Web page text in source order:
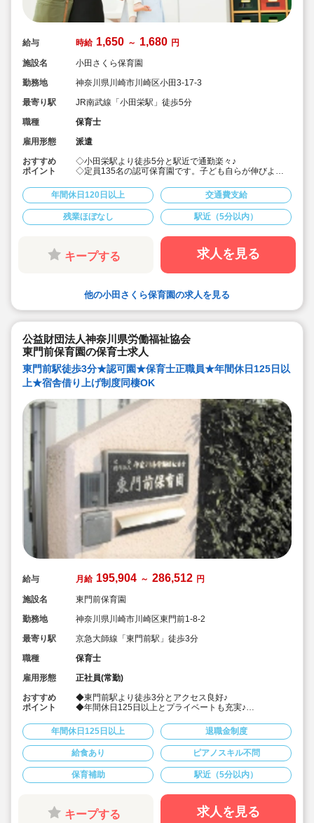
給与 時給 1,650 ～ 1,680 円
施設名
小田さくら保育園
勤務地
神奈川県川崎市川崎区小田3-17-3
最寄り駅
JR南武線「小田栄駅」徒歩5分
職種
保育士
雇用形態
派遣
おすすめ
ポイント
◇小田栄駅より徒歩5分と駅近で通勤楽々♪
◇定員135名の認可保育園です。子ども自らが伸びよう
す！
◇土日祝休み・時間固定勤務です。勤務日数や勤務時間
ご相談ください♪
◇広い園庭があります◎
年間休日120日以上 交通費支給
残業ほぼなし 駅近（5分以内）
キープする 求人を見る
他の小田さくら保育園の求人を見る
公益財団法人神奈川県労働福祉協会
東門前保育園の保育士求人
東門前駅徒歩3分★認可園★保育士正職員★年間休日125日以
上★宿舎借り上げ制度同棲OK
給与 月給 195,904 ～ 286,512 円
施設名
東門前保育園
勤務地
神奈川県川崎市川崎区東門前1-8-2
最寄り駅
京急大師線「東門前駅」徒歩3分
職種
保育士
雇用形態
正社員(常勤)
おすすめ
ポイント
◆東門前駅より徒歩3分とアクセス良好♪
◆年間休日125日以上とプライベートも充実♪
◆宿舎借り上げ制度もあり、初期費用（敷金、礼金、仲
介手数料）、更新料等も全額法人負担となっております♪
◆宿舎借り上げ制度では、現在の家の名義を変更する事
も可能です。園までの交通費も全額でます♪
◆昇給も年間5,900円～7,800円アップするので、将来的
に高額給与になる事間違いありません！
◆有給休暇は、なんと1年に20日間付与されます！(1年目
◆0歳児から童歌に親しむ等、日本の伝承文化を大切にし
た保育を行っております。
年間休日125日以上 退職金制度
給食あり ピアノスキル不問
保育補助 駅近（5分以内）
キープする 求人を見る